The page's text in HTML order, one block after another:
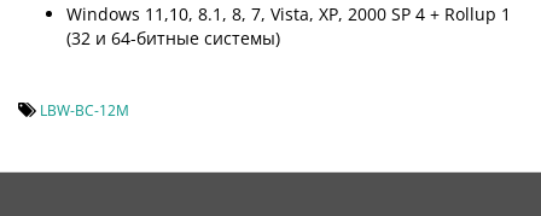
Windows 11,10, 8.1, 8, 7, Vista, XP, 2000 SP 4 + Rollup 1
(32 и 64-битные системы)
LBW-BC-12M